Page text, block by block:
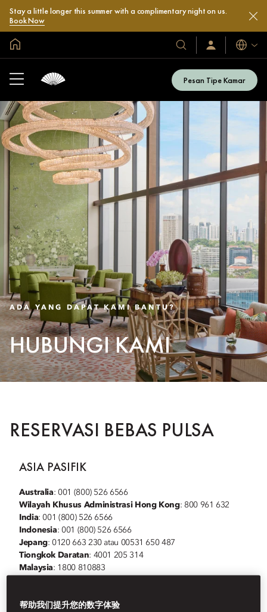
Stay a little longer this summer with a complimentary night on us.
Book Now
Hotel
&
Resor
Kami
Masuk
/
Bahasa
Pesan Tipe Kamar
ADA YANG DAPAT KAMI BANTU?
HUBUNGI KAMI
RESERVASI BEBAS PULSA
ASIA PASIFIK
Australia: 001 (800) 526 6566
Wilayah Khusus Administrasi Hong Kong: 800 961 632
India: 001 (800) 526 6566
Indonesia: 001 (800) 526 6566
Jepang: 0120 663 230 atau 00531 650 487
Tiongkok Daratan: 4001 205 314
Malaysia: 1800 810883
Korea Selatan: 00.00-00.30
帮助我们提升您的数字体验